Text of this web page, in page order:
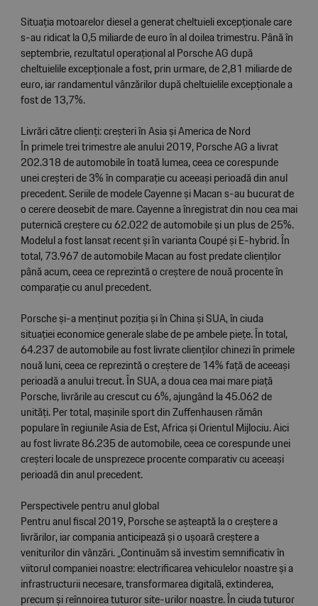
Situația motoarelor diesel a generat cheltuieli excepționale care
s-au ridicat la 0,5 miliarde de euro în al doilea trimestru. Până în
septembrie, rezultatul operațional al Porsche AG după
cheltuielile excepționale a fost, prin urmare, de 2,81 miliarde de
euro, iar randamentul vânzărilor după cheltuielile excepționale a
fost de 13,7%.
Livrări către clienți: creșteri în Asia și America de Nord
În primele trei trimestre ale anului 2019, Porsche AG a livrat
202.318 de automobile în toată lumea, ceea ce corespunde
unei creșteri de 3% în comparație cu aceeași perioadă din anul
precedent. Seriile de modele Cayenne și Macan s-au bucurat de
o cerere deosebit de mare. Cayenne a înregistrat din nou cea mai
puternică creștere cu 62.022 de automobile și un plus de 25%.
Modelul a fost lansat recent și în varianta Coupé și E-hybrid. În
total, 73.967 de automobile Macan au fost predate clienților
până acum, ceea ce reprezintă o creștere de nouă procente în
comparație cu anul precedent.
Porsche și-a menținut poziția și în China și SUA, în ciuda
situației economice generale slabe de pe ambele piețe. În total,
64.237 de automobile au fost livrate clienților chinezi în primele
nouă luni, ceea ce reprezintă o creștere de 14% față de aceeași
perioadă a anului trecut. În SUA, a doua cea mai mare piață
Porsche, livrările au crescut cu 6%, ajungând la 45.062 de
unități. Per total, mașinile sport din Zuffenhausen rămân
populare în regiunile Asia de Est, Africa și Orientul Mijlociu. Aici
au fost livrate 86.235 de automobile, ceea ce corespunde unei
creșteri locale de unsprezece procente comparativ cu aceeași
perioadă din anul precedent.
Perspectivele pentru anul global
Pentru anul fiscal 2019, Porsche se așteaptă la o creștere a
livrărilor, iar compania anticipează și o ușoară creștere a
veniturilor din vânzări. „Continuăm să investim semnificativ în
viitorul companiei noastre: electrificarea vehiculelor noastre și a
infrastructurii necesare, transformarea digitală, extinderea,
precum și reînnoirea tuturor site-urilor noastre. În ciuda tuturor